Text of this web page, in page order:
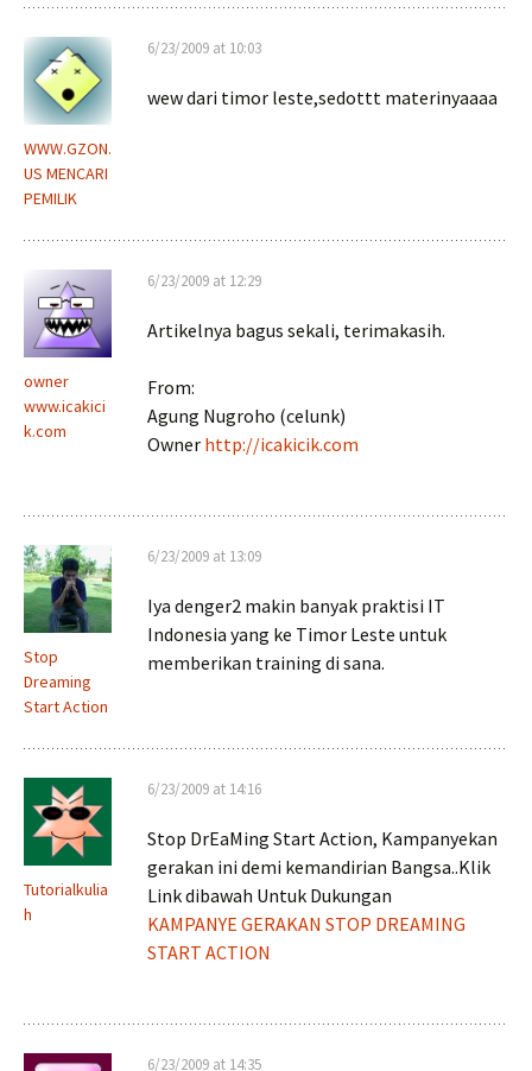
WWW.GZON.
US MENCARI
PEMILIK
6/23/2009 at 10:03
wew dari timor leste,sedottt materinyaaaa
owner
www.icakici
k.com
6/23/2009 at 12:29
Artikelnya bagus sekali, terimakasih.
From:
Agung Nugroho (celunk)
Owner http://icakicik.com
Stop
Dreaming
Start Action
6/23/2009 at 13:09
Iya denger2 makin banyak praktisi IT
Indonesia yang ke Timor Leste untuk
memberikan training di sana.
Tutorialkulia
h
6/23/2009 at 14:16
Stop DrEaMing Start Action, Kampanyekan
gerakan ini demi kemandirian Bangsa..Klik
Link dibawah Untuk Dukungan
KAMPANYE GERAKAN STOP DREAMING
START ACTION
6/23/2009 at 14:35